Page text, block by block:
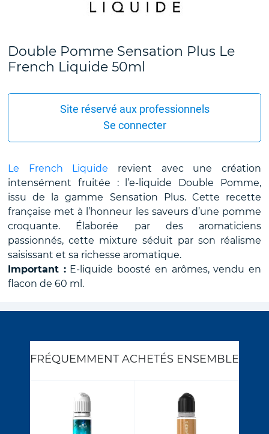
Double Pomme Sensation Plus Le
French Liquide 50ml
Site réservé aux professionnels
Se connecter
Le French Liquide revient avec une création
intensément fruitée : l’e-liquide Double Pomme,
issu de la gamme Sensation Plus. Cette recette
française met à l’honneur les saveurs d’une pomme
croquante. Élaborée par des aromaticiens
passionnés, cette mixture séduit par son réalisme
saisissant et sa richesse aromatique.
Important :E-liquide boosté en arômes, vendu en
flacon de 60 ml.
FRÉQUEMMENT ACHETÉS ENSEMBLE